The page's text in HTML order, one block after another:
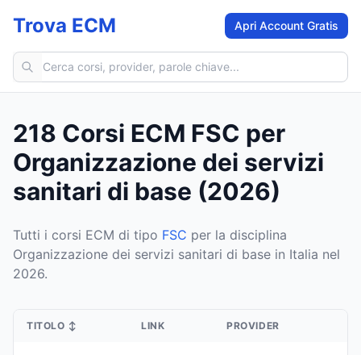
Trova ECM Apri Account Gratis
Cerca corsi ECM
218 Corsi ECM FSC per
Organizzazione dei servizi
sanitari di base (2026)
Tutti i corsi ECM di tipo FSC per la disciplina
Organizzazione dei servizi sanitari di base in Italia nel
2026.
TITOLO ↕ LINK PROVIDER